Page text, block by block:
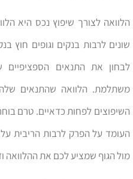
הלוואה לצורך שיפוץ נכס היא
שונים לרבות בנקים וגופים חוץ
לבחון את התנאים הספציפיים
משתלמת. הלוואה שהתנאים
השיפוצים לפחות כדאיים. טרם
העומד על הפרק לרבות הריבית
מול הגוף שמציע לכם את